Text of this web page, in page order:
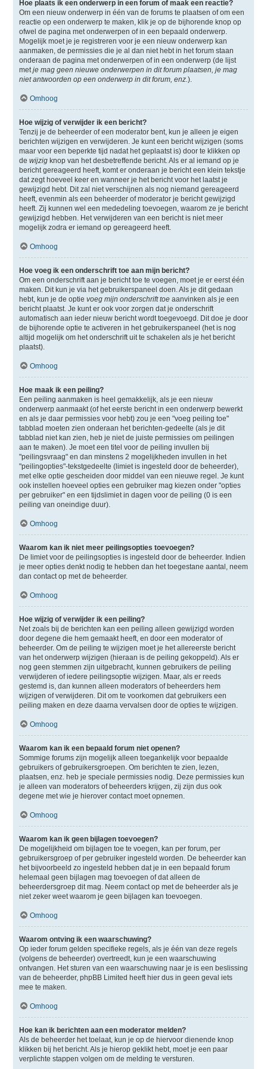
Hoe plaats ik een onderwerp in een forum of maak een reactie?
Om een nieuw onderwerp in één van de forums te plaatsen of om een
reactie op een onderwerp te maken, klik je op de bijhorende knop op
ofwel de pagina met onderwerpen of in een bepaald onderwerp.
Mogelijk moet je je registreren voor je een nieuw onderwerp kan
aanmaken, de permissies die je al dan niet hebt in het forum staan
onderaan de pagina met onderwerpen of in een onderwerp (de lijst
metje mag geen nieuwe onderwerpen in dit forum plaatsen, je mag
niet antwoorden op een onderwerp in dit forum, enz.).
Omhoog
Hoe wijzig of verwijder ik een bericht?
Tenzij je de beheerder of een moderator bent, kun je alleen je eigen
berichten wijzigen en verwijderen. Je kunt een bericht wijzigen (soms
maar voor een beperkte tijd nadat het geplaatst is) door te klikken op
de wijzigknop van het desbetreffende bericht. Als er al iemand op je
bericht gereageerd heeft, komt er onderaan je bericht een klein tekstje
dat zegt hoeveel keer en wanneer je het bericht voor het laatst je
gewijzigd hebt. Dit zal niet verschijnen als nog niemand gereageerd
heeft, evenmin als een beheerder of moderator je bericht gewijzigd
heeft. Zij kunnen wel een mededeling toevoegen, waarom ze je bericht
gewijzigd hebben. Het verwijderen van een bericht is niet meer
mogelijk zodra er iemand op gereageerd heeft.
Omhoog
Hoe voeg ik een onderschrift toe aan mijn bericht?
Om een onderschrift aan je bericht toe te voegen, moet je er eerst één
maken. Dit kun je via het gebruikerspaneel doen. Als je dit gedaan
hebt, kun je de optie voeg mijn onderschrift toeaanvinken als je een
bericht plaatst. Je kunt er ook voor zorgen dat je onderschrift
automatisch aan ieder nieuw bericht wordt toegevoegd. Dit doe je door
de bijhorende optie te activeren in het gebruikerspaneel (het is nog
altijd mogelijk om het onderschrift uit te schakelen als je het bericht
plaatst).
Omhoog
Hoe maak ik een peiling?
Een peiling aanmaken is heel gemakkelijk, als je een nieuw
onderwerp aanmaakt (of het eerste bericht in een onderwerp bewerkt
en als je daar permissies voor hebt) zou je een "voeg peiling toe"
tabblad moeten zien onderaan het berichten-gedeelte (als je dit
tabblad niet kan zien, heb je niet de juiste permissies om peilingen
aan te maken). Je moet een titel voor de peiling invullen bij
"peilingsvraag" en dan minstens 2 mogelijkheden invullen in het
"peilingopties"-tekstgedeelte (limiet is ingesteld door de beheerder),
met elke optie gescheiden door middel van een nieuwe regel. Je kunt
ook instellen hoeveel opties een gebruiker mag kiezen onder "opties
per gebruiker" en een tijdslimiet in dagen voor de peiling (0 is een
peiling van oneindige duur).
Omhoog
Waarom kan ik niet meer peilingsopties toevoegen?
De limiet voor de peilingsopties is ingesteld door de beheerder. Indien
je meer opties denkt nodig te hebben dan het toegestane aantal, neem
dan contact op met de beheerder.
Omhoog
Hoe wijzig of verwijder ik een peiling?
Net zoals bij de berichten kan een peiling alleen gewijzigd worden
door degene die hem gemaakt heeft, en door een moderator of
beheerder. Om de peiling te wijzigen moet je het allereerste bericht
van het onderwerp wijzigen (hieraan is de peiling gekoppeld). Als er
nog geen stemmen zijn uitgebracht, kunnen gebruikers de peiling
verwijderen of iedere peilingsoptie wijzigen. Maar, als er reeds
gestemd is, dan kunnen alleen moderators of beheerders hem
wijzigen of verwijderen. Dit om te voorkomen dat gebruikers een
peiling maken en deze daarna vervalsen door de opties te wijzigen.
Omhoog
Waarom kan ik een bepaald forum niet openen?
Sommige forums zijn mogelijk alleen toegankelijk voor bepaalde
gebruikers of gebruikersgroepen. Om berichten te zien, lezen,
plaatsen, enz. heb je speciale permissies nodig. Deze permissies kun
je alleen van moderators of beheerders krijgen, zij zijn dus ook
degene met wie je hierover contact moet opnemen.
Omhoog
Waarom kan ik geen bijlagen toevoegen?
De mogelijkheid om bijlagen toe te voegen, kan per forum, per
gebruikersgroep of per gebruiker ingesteld worden. De beheerder kan
het bijvoorbeeld zo ingesteld hebben dat je in een bepaald forum
helemaal geen bijlagen mag toevoegen of dat alleen de
beheerdersgroep dit mag. Neem contact op met de beheerder als je
niet zeker weet waarom je geen bijlagen kan toevoegen.
Omhoog
Waarom ontving ik een waarschuwing?
Op ieder forum gelden specifieke regels, als je één van deze regels
(volgens de beheerder) overtreedt, kun je een waarschuwing
ontvangen. Het sturen van een waarschuwing naar je is een beslissing
van de beheerder, phpBB Limited heeft hier dus in geen geval iets
mee te maken.
Omhoog
Hoe kan ik berichten aan een moderator melden?
Als de beheerder het toelaat, kun je op de hiervoor dienende knop
klikken bij het bericht. Als je hierop geklikt hebt, moet je een paar
verplichte stappen volgen om de melding te versturen.